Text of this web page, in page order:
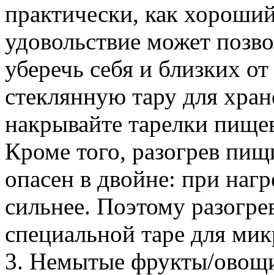
практически, как
удовольствие может
уберечь себя и близких
стеклянную тару для
накрывайте тарелки
Кроме того, разогрев
опасен в двойне: при
сильнее. Поэтому
специальной таре для
3. Немытые фрукты/